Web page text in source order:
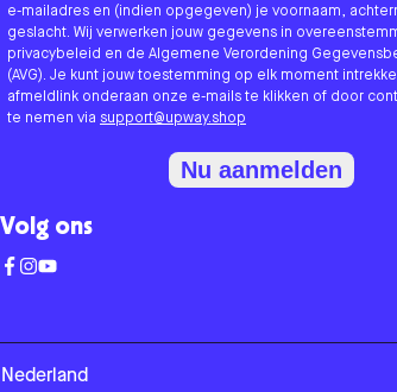
e-mailadres en (indien opgegeven) je voornaam,
geslacht. Wij verwerken jouw gegevens in
privacybeleid en de Algemene Verordening
(AVG). Je kunt jouw toestemming op elk moment
afmeldlink onderaan onze e-mails te klikken of door
te nemen via support@upway.shop
Nu aanmelden
Volg ons
Nederland